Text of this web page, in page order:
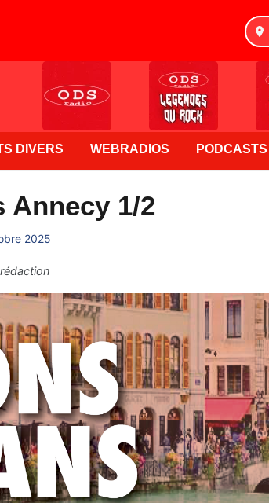
DIVERS WEBRADIOS PODCASTS
Annecy 1/2
2025